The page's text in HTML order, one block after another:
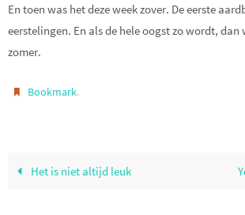
En toen was het deze week zover. De eerste
eerstelingen. En als de hele oogst zo wordt, dan
zomer.
Bookmark.
Het is niet altijd leuk